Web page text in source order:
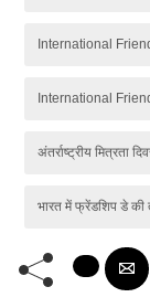
International
International
अंतर्राष्ट्रीय मित्रता
भारत में फ्रेंडशिप डे की